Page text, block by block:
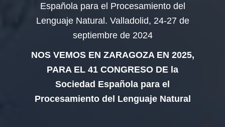
Española para el Procesamiento del
Lenguaje Natural. Valladolid, 24-27 de
septiembre de 2024
NOS VEMOS EN ZARAGOZA EN 2025,
PARA EL 41 CONGRESO DE la
Sociedad Española para el
Procesamiento del Lenguaje Natural